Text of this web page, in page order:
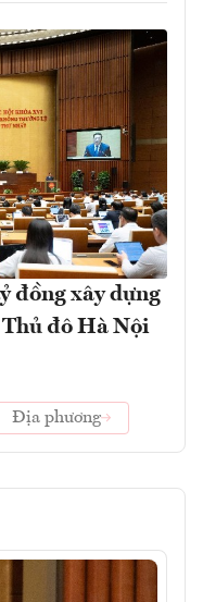
đồng xây dựng
đô Hà Nội
Địa phương